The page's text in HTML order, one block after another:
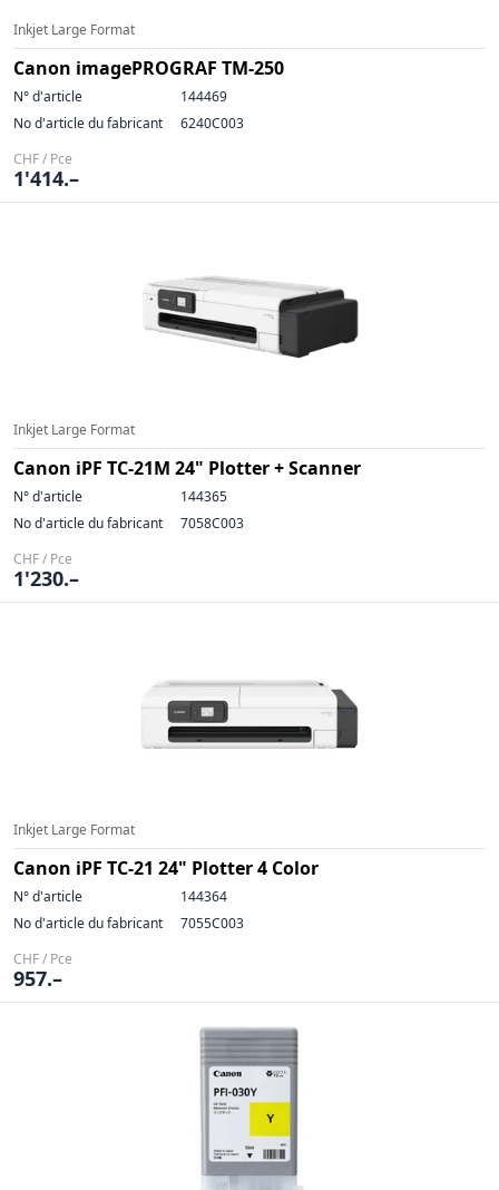
Inkjet Large Format
Canon imagePROGRAF TM-250
N° d'article
144469
No d'article du fabricant
6240C003
CHF / Pce
1'414.–
Inkjet Large Format
Canon iPF TC-21M 24" Plotter + Scanner
N° d'article
144365
No d'article du fabricant
7058C003
CHF / Pce
1'230.–
Inkjet Large Format
Canon iPF TC-21 24" Plotter 4 Color
N° d'article
144364
No d'article du fabricant
7055C003
CHF / Pce
957.–